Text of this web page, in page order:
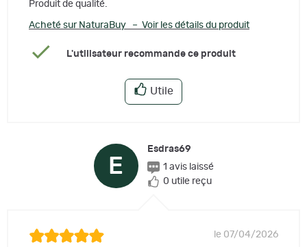
Produit de qualité.
Acheté sur NaturaBuy – Voir les détails du produit
L'utilisateur recommande ce produit
Utile
E
Esdras69
1 avis laissé
0 utile reçu
le 07/04/2026